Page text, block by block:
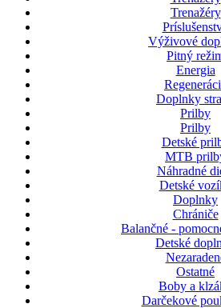
Trenažéry
Výživové
Pitný
Energia
Doplnky
Prilby
Prilby
Detské
MTB
Náhradné
Detské
Doplnky
Chrániče
Balančné -
Detské
Ostatné
Boby a
Darčekové